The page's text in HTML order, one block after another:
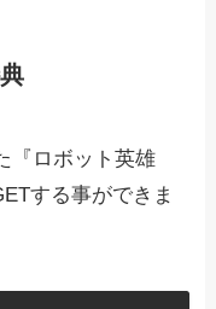
『ロボット英雄
する事ができま